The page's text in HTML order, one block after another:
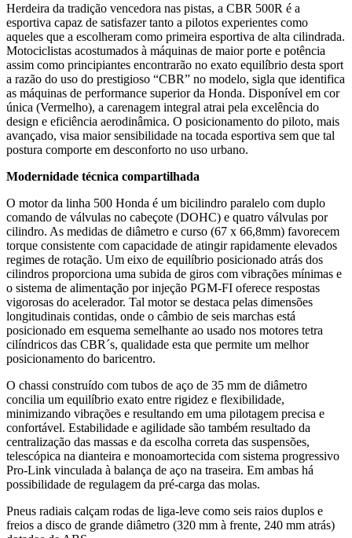
Herdeira da tradição vencedora nas pistas, a CBR 500R é a
esportiva capaz de satisfazer tanto a pilotos experientes como
aqueles que a escolheram como primeira esportiva de alta cilindrada.
Motociclistas acostumados à máquinas de maior porte e potência
assim como principiantes encontrarão no exato equilíbrio desta sport
a razão do uso do prestigioso “CBR” no modelo, sigla que identifica
as máquinas de performance superior da Honda. Disponível em cor
única (Vermelho), a carenagem integral atrai pela excelência do
design e eficiência aerodinâmica. O posicionamento do piloto, mais
avançado, visa maior sensibilidade na tocada esportiva sem que tal
postura comporte em desconforto no uso urbano.
Modernidade técnica compartilhada
O motor da linha 500 Honda é um bicilindro paralelo com duplo
comando de válvulas no cabeçote (DOHC) e quatro válvulas por
cilindro. As medidas de diâmetro e curso (67 x 66,8mm) favorecem
torque consistente com capacidade de atingir rapidamente elevados
regimes de rotação. Um eixo de equilíbrio posicionado atrás dos
cilindros proporciona uma subida de giros com vibrações mínimas e
o sistema de alimentação por injeção PGM-FI oferece respostas
vigorosas do acelerador. Tal motor se destaca pelas dimensões
longitudinais contidas, onde o câmbio de seis marchas está
posicionado em esquema semelhante ao usado nos motores tetra
cilíndricos das CBR´s, qualidade esta que permite um melhor
posicionamento do baricentro.
O chassi construído com tubos de aço de 35 mm de diâmetro
concilia um equilíbrio exato entre rigidez e flexibilidade,
minimizando vibrações e resultando em uma pilotagem precisa e
confortável. Estabilidade e agilidade são também resultado da
centralização das massas e da escolha correta das suspensões,
telescópica na dianteira e monoamortecida com sistema progressivo
Pro-Link vinculada à balança de aço na traseira. Em ambas há
possibilidade de regulagem da pré-carga das molas.
Pneus radiais calçam rodas de liga-leve como seis raios duplos e
freios a disco de grande diâmetro (320 mm à frente, 240 mm atrás)